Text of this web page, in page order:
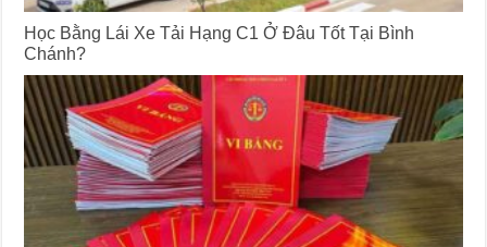
Học Bằng Lái Xe Tải Hạng C1 Ở Đâu Tốt Tại Bình
Chánh?